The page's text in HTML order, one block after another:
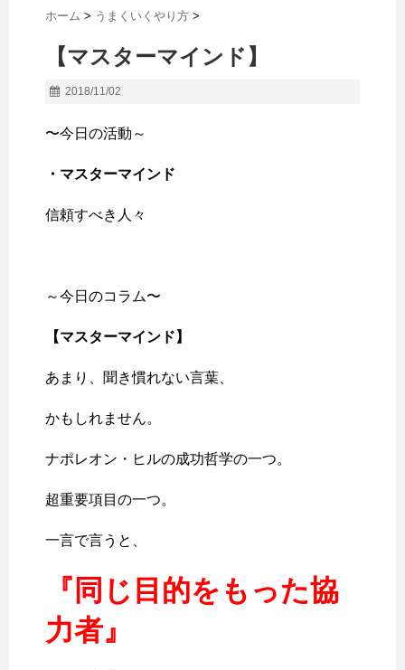
ホーム > うまくいくやり方 >
【マスターマインド】
2018/11/02
〜今日の活動～
・マスターマインド
信頼すべき人々
～今日のコラム〜
【マスターマインド】
あまり、聞き慣れない言葉、
かもしれません。
ナポレオン・ヒルの成功哲学の一つ。
超重要項目の一つ。
一言で言うと、
『同じ目的をもった協
力者』